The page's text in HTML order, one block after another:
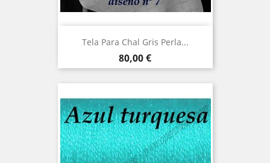
Tela Para Chal Gris Perla...
Precio
80,00 €